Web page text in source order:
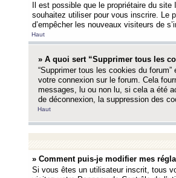
Il est possible que le propriétaire du
souhaitez utiliser pour vous inscrire. Le
d’empêcher les nouveaux visiteurs de
Haut
» A quoi sert “Supprimer tous les
“Supprimer tous les cookies du
votre connexion sur le forum. Cela
messages, lu ou non lu, si cela a été
de déconnexion, la suppression des
Haut
» Comment puis-je modifier mes
Si vous êtes un utilisateur inscrit, tous